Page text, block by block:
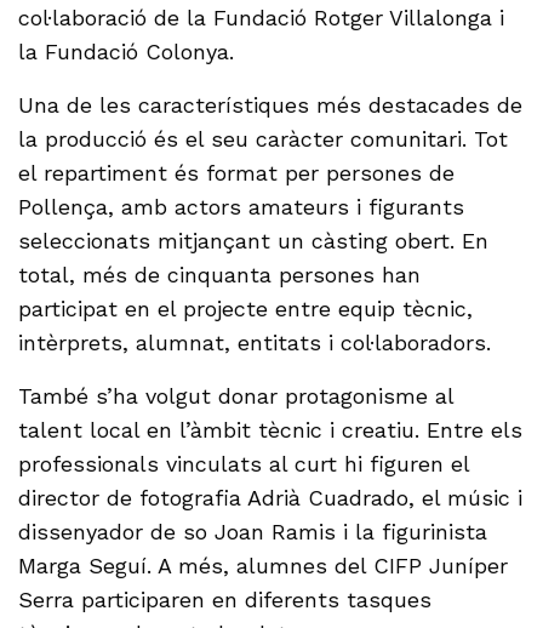
col·laboració de la Fundació Rotger Villalonga i
la Fundació Colonya.
Una de les característiques més destacades de
la producció és el seu caràcter comunitari. Tot
el repartiment és format per persones de
Pollença, amb actors amateurs i figurants
seleccionats mitjançant un càsting obert. En
total, més de cinquanta persones han
participat en el projecte entre equip tècnic,
intèrprets, alumnat, entitats i col·laboradors.
També s’ha volgut donar protagonisme al
talent local en l’àmbit tècnic i creatiu. Entre els
professionals vinculats al curt hi figuren el
director de fotografia Adrià Cuadrado, el músic i
dissenyador de so Joan Ramis i la figurinista
Marga Seguí. A més, alumnes del CIFP Juníper
Serra participaren en diferents tasques